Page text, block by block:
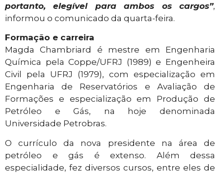
portanto, elegível para ambos os cargos”,
informou o comunicado da quarta-feira.
Formação e carreira
Magda Chambriard é mestre em Engenharia
Química pela Coppe/UFRJ (1989) e Engenheira
Civil pela UFRJ (1979), com especialização em
Engenharia de Reservatórios e Avaliação de
Formações e especialização em Produção de
Petróleo e Gás, na hoje denominada
Universidade Petrobras.
O currículo da nova presidente na área de
petróleo e gás é extenso. Além dessa
especialidade, fez diversos cursos, entre eles de